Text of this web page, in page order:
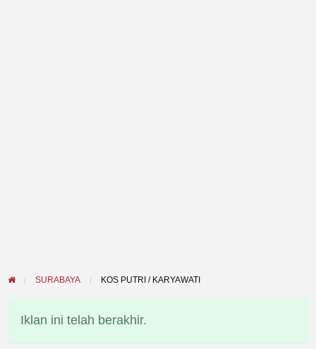
SURABAYA KOS PUTRI / KARYAWATI
Iklan ini telah berakhir.